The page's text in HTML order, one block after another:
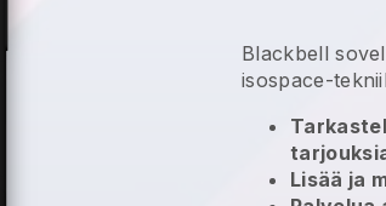
Blackbell
isospace-
Lisää ja